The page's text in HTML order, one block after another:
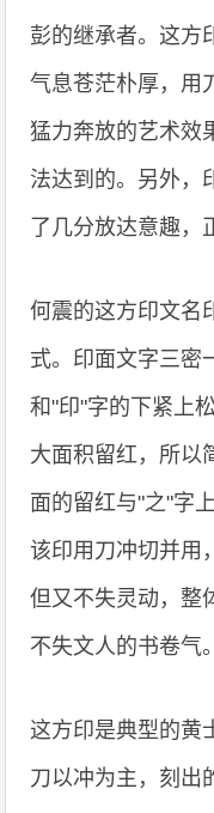
彭的继承者。这方
气息苍茫朴厚，用
猛力奔放的艺术效
法达到的。另外，
了几分放达意趣，
何震的这方印文名
式。印面文字三密
和"印"字的下紧上
大面积留红，所以
面的留红与"之"字
该印用刀冲切并用
但又不失灵动，整
不失文人的书卷气。
这方印是典型的黄
刀以冲为主，刻出